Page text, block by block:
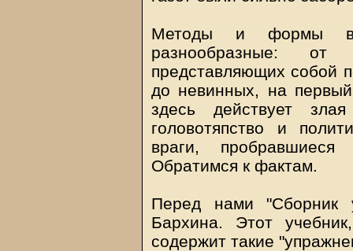
Методы и формы
разнообразные:
представляющих собой
до невинных, на
здесь действует
головотяпство и
враги,
Обратимся к фактам.
Перед нами "Сборник
Бархина. Этот
содержит такие